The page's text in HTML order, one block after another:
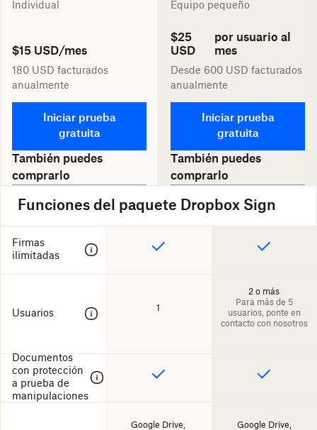
Individual
$15 USD/mes
180 USD facturados
anualmente
Iniciar prueba
gratuita
También puedes
comprarlo
Equipo pequeño
$25
USD
por usuario al
mes
Desde 600 USD facturados
anualmente
Iniciar prueba
gratuita
También puedes
comprarlo
Funciones del paquete Dropbox Sign
Firmas
ilimitadas
Usuarios
Documentos
con protección
a prueba de
manipulaciones
1
Google Drive,
2 o más
Para más de 5
usuarios, ponte en
contacto con nosotros
Google Drive,